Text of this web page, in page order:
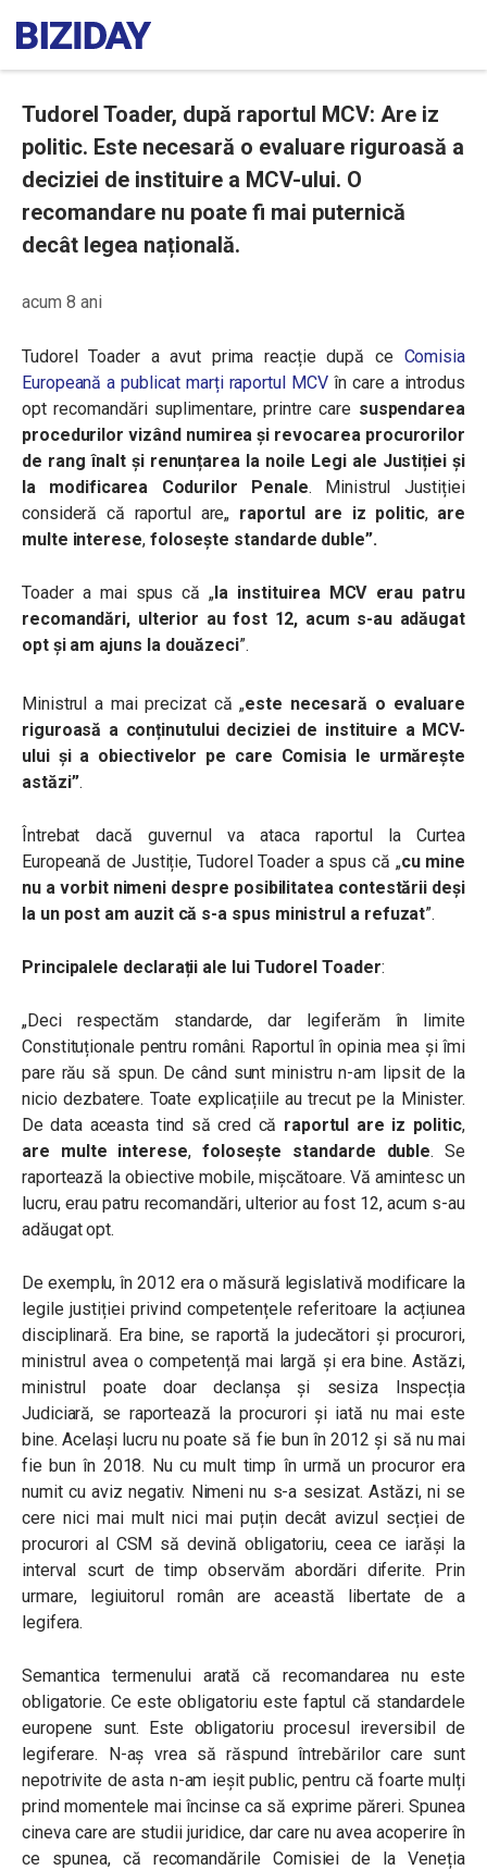
Tudorel Toader, după raportul MCV: Are iz
politic. Este necesară o evaluare riguroasă a
deciziei de instituire a MCV-ului. O
recomandare nu poate fi mai puternică
decât legea națională.
acum 8 ani
Tudorel Toader a avut prima reacție după ce Comisia
Europeană a publicat marți raportul MCVîn care a introdus
opt recomandări suplimentare, printre care suspendarea
procedurilor vizând numirea şi revocarea procurorilor
de rang înalt și renunțarea la noile Legi ale Justiției și
la modificarea Codurilor Penale. Ministrul Justiției
consideră că raportul are„ raportul are iz politic, are
multe interese, folosește standarde duble”.
Toader a mai spus că „la instituirea MCV erau patru
recomandări, ulterior au fost 12, acum s-au adăugat
opt și am ajuns la douăzeci”.
Ministrul a mai precizat că „este necesară o evaluare
riguroasă a conținutului deciziei de instituire a MCV-
ului și a obiectivelor pe care Comisia le urmărește
astăzi”.
Întrebat dacă guvernul va ataca raportul la Curtea
Europeană de Justiție, Tudorel Toader a spus că „cu mine
nu a vorbit nimeni despre posibilitatea contestării deși
la un post am auzit că s-a spus ministrul a refuzat”.
Principalele declarații ale lui Tudorel Toader:
„Deci respectăm standarde, dar legiferăm în limite
Constituționale pentru români. Raportul în opinia mea și îmi
pare rău să spun. De când sunt ministru n-am lipsit de la
nicio dezbatere. Toate explicațiile au trecut pe la Minister.
De data aceasta tind să cred că raportul are iz politic,
are multe interese, folosește standarde duble. Se
raportează la obiective mobile, mișcătoare. Vă amintesc un
lucru, erau patru recomandări, ulterior au fost 12, acum s-au
adăugat opt.
De exemplu, în 2012 era o măsură legislativă modificare la
legile justiției privind competențele referitoare la acțiunea
disciplinară. Era bine, se raportă la judecători și procurori,
ministrul avea o competență mai largă și era bine. Astăzi,
ministrul poate doar declanșa și sesiza Inspecția
Judiciară, se raportează la procurori și iată nu mai este
bine. Același lucru nu poate să fie bun în 2012 și să nu mai
fie bun în 2018. Nu cu mult timp în urmă un procuror era
numit cu aviz negativ. Nimeni nu s-a sesizat. Astăzi, ni se
cere nici mai mult nici mai puțin decât avizul secției de
procurori al CSM să devină obligatoriu, ceea ce iarăși la
interval scurt de timp observăm abordări diferite. Prin
urmare, legiuitorul român are această libertate de a
legifera.
Semantica termenului arată că recomandarea nu este
obligatorie. Ce este obligatoriu este faptul că standardele
europene sunt. Este obligatoriu procesul ireversibil de
legiferare. N-aș vrea să răspund întrebărilor care sunt
nepotrivite de asta n-am ieșit public, pentru că foarte mulți
prind momentele mai încinse ca să exprime păreri. Spunea
cineva care are studii juridice, dar care nu avea acoperire în
ce spunea, că recomandările Comisiei de la Veneția